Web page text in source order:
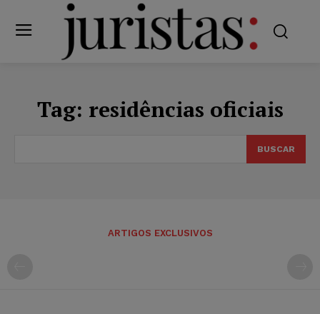
Tag: residências oficiais
BUSCAR
ARTIGOS EXCLUSIVOS